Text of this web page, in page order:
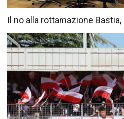
Il no alla rottamazione